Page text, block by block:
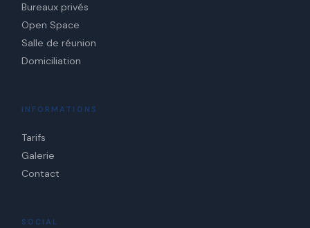
Bureaux privés
Open Space
Salle de réunion
Domiciliation
INFORMATIONS
Tarifs
Galerie
Contact
SOCIAL